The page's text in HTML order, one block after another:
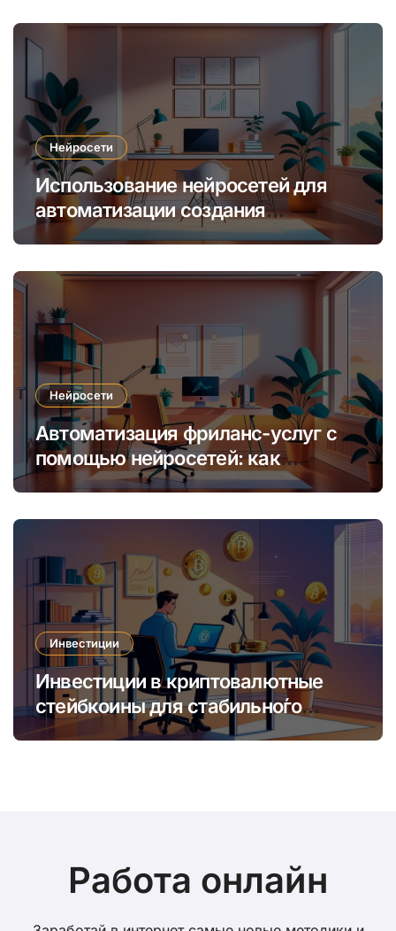
Нейросети
Использование нейросетей для
автоматизации создания
уникальных интернет-курсов и
Нейросети
Автоматизация фриланс-услуг с
помощью нейросетей: как
увеличить доход и сократить
Инвестиции
Инвестиции в криптовалютные
стейбкоины для стабильно́го
онлайн-заработка в условиях
Работа онлайн